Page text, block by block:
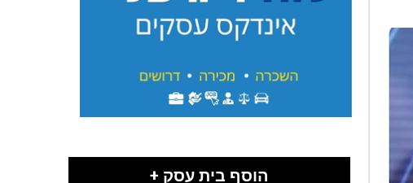
הוסף בית עסק +